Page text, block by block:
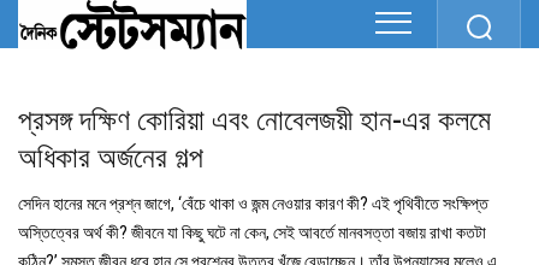
প্রসঙ্গ দক্ষিণ কোরিয়া এবং নোবেলজয়ী হান-এর কলমে
অধিকার অর্জনের গল্প
সেদিন হানের মনে প্রশ্ন জাগে, ‘বেঁচে থাকা ও জন্ম নেওয়ার কারণ কী? এই পৃথিবীতে সংক্ষিপ্ত
অস্তিত্বের অর্থ কী? জীবনে যা কিছু ঘটে না কেন, সেই আবর্তে মানবসত্তা বজায় রাখা কতটা